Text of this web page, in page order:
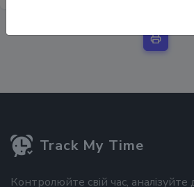
Track My Time
Контролюйте свій час, аналізуйте